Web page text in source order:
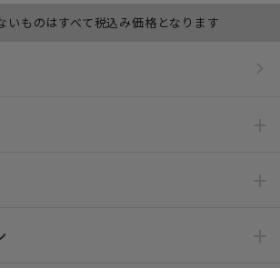
いものはすべて税込み価格となります